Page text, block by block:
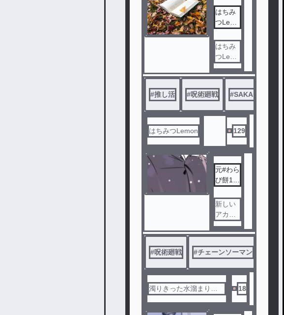
はちみ
つLemo
活定期
はちみ
つLemo
nの日常
的な推
し活を
書くよ
みんな
語りあ
おう！
#推し活 #呪術廻戦 #SAKAMOTO
はちみつLemon 129
元#わら
び餅11
新しい
アカウ
ントた
てまし
た☆
#呪術廻戦 #チェーンソーマン
濁りきった水溜まり
18